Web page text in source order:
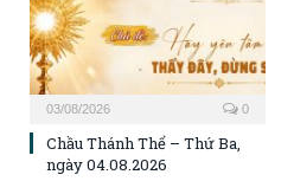
03/08/2026 0
Chầu Thánh Thể – Thứ Ba,
ngày 04.08.2026